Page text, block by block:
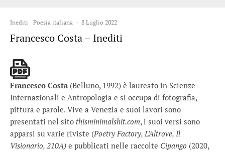
Inediti Poesia italiana · 8 Luglio 2022
Francesco Costa – Inediti
Francesco Costa (Belluno, 1992) è laureato in Scienze
Internazionali e Antropologia e si occupa di fotografia,
pittura e parole. Vive a Venezia e suoi lavori sono
presentati nel sito thisminimalshit.com, i suoi versi sono
apparsi su varie riviste (Poetry Factory, L’Altrove, Il
Visionario, 210A) e pubblicati nelle raccolte Cipango (2020,